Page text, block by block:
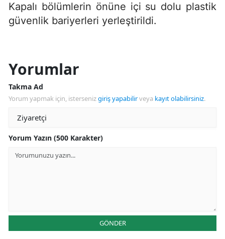
Kapalı bölümlerin önüne içi su dolu plastik
güvenlik bariyerleri yerleştirildi.
Yorumlar
Takma Ad
Yorum yapmak için, istersenizgiriş yapabilirveya kayıt olabilirsiniz.
Yorum Yazın (500 Karakter)
GÖNDER